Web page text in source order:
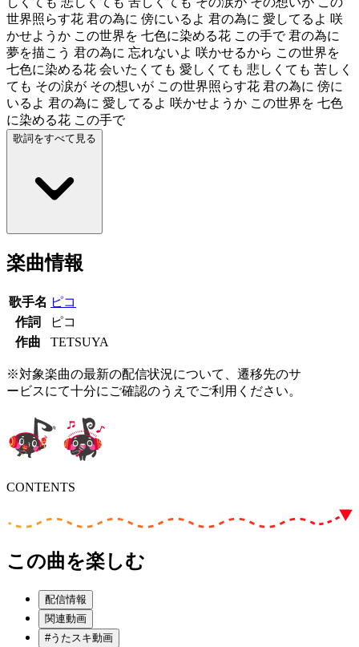
世界照らす花 君の為に 傍にいるよ 君の為に 愛してるよ 咲
かせようか この世界を 七色に染める花 この手で 君の為に
夢を描こう 君の為に 忘れないよ 咲かせるから この世界を
七色に染める花 会いたくても 愛しくても 悲しくても 苦しく
ても その涙が その想いが この世界照らす花 君の為に 傍に
いるよ 君の為に 愛してるよ 咲かせようか この世界を 七色
に染める花 この手で
歌詞をすべて見る
楽曲情報
歌手名 ピコ
作詞
ピコ
作曲
TETSUYA
※対象楽曲の最新の配信状況について、遷移先のサ
ービスにて十分にご確認のうえでご利用ください。
CONTENTS
この曲を楽しむ
配信情報
関連動画
#うたスキ動画